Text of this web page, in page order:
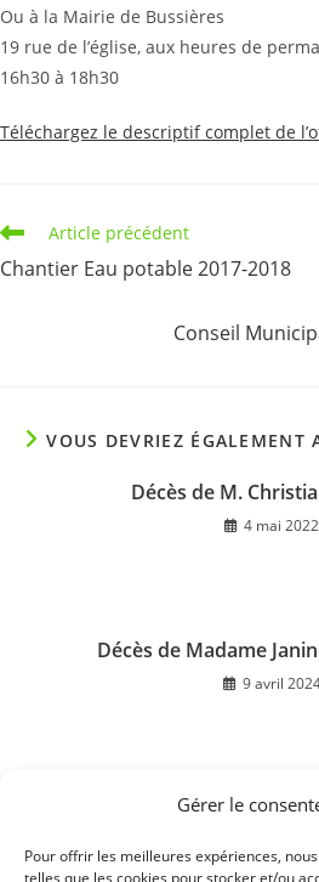
Gérer le
Pour offrir les meilleures expériences,
telles que les cookies pour stocker et/ou
Ou à la Mairie de Bussières
19 rue de l’église, aux heures de
16h30 à 18h30
Téléchargez le descriptif complet de
Read
more
articles
Article précédent
Chantier Eau potable 2017-2018
Conseil
VOUS DEVRIEZ ÉGALEMENT
Décès de M.
4 mai 2022
Décès de Madame
9 avril
Collecte de tri